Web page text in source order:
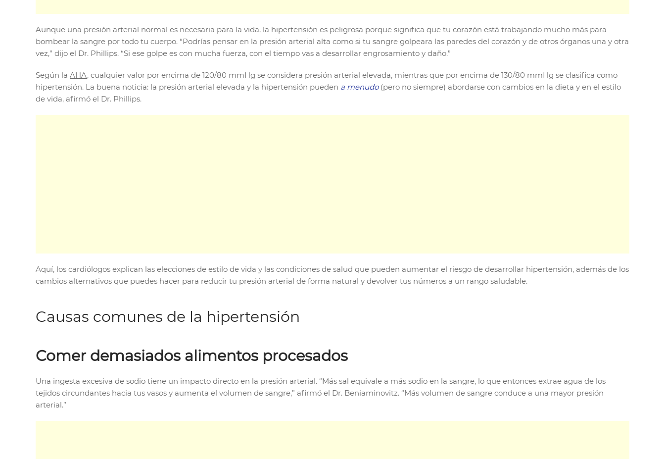
Aunque una presión arterial normal es necesaria para la vida, la hipertensión es peligrosa porque significa que tu corazón está trabajando mucho más para
bombear la sangre por todo tu cuerpo. “Podrías pensar en la presión arterial alta como si tu sangre golpeara las paredes del corazón y de otros órganos una y otra
vez,” dijo el Dr. Phillips. “Si ese golpe es con mucha fuerza, con el tiempo vas a desarrollar engrosamiento y daño.”
Según la AHA, cualquier valor por encima de 120/80 mmHg se considera presión arterial elevada, mientras que por encima de 130/80 mmHg se clasifica como
hipertensión. La buena noticia: la presión arterial elevada y la hipertensión pueden a menudo(pero no siempre) abordarse con cambios en la dieta y en el estilo
de vida, afirmó el Dr. Phillips.
Aquí, los cardiólogos explican las elecciones de estilo de vida y las condiciones de salud que pueden aumentar el riesgo de desarrollar hipertensión, además de los
cambios alternativos que puedes hacer para reducir tu presión arterial de forma natural y devolver tus números a un rango saludable.
Causas comunes de la hipertensión
Comer demasiados alimentos procesados
Una ingesta excesiva de sodio tiene un impacto directo en la presión arterial. “Más sal equivale a más sodio en la sangre, lo que entonces extrae agua de los
tejidos circundantes hacia tus vasos y aumenta el volumen de sangre,” afirmó el Dr. Beniaminovitz. “Más volumen de sangre conduce a una mayor presión
arterial.”